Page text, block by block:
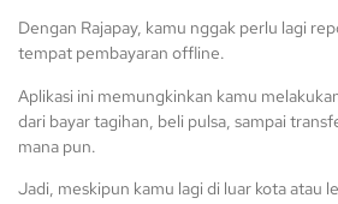
Dengan Rajapay, kamu nggak perlu lagi
tempat pembayaran offline.
Aplikasi ini memungkinkan kamu
dari bayar tagihan, beli pulsa, sampai
mana pun.
Jadi, meskipun kamu lagi di luar kota atau